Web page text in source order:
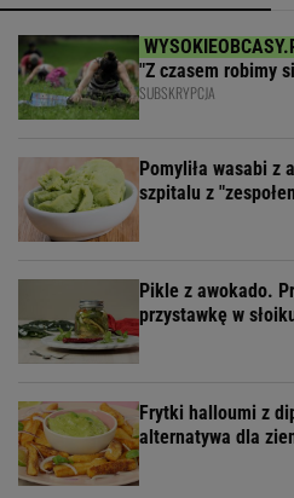
"Z czasem robimy
SUBSKRYPCJA
Pomyliła wasabi z
szpitalu z
Pikle z awokado.
przystawkę w
Frytki halloumi z
alternatywa dla